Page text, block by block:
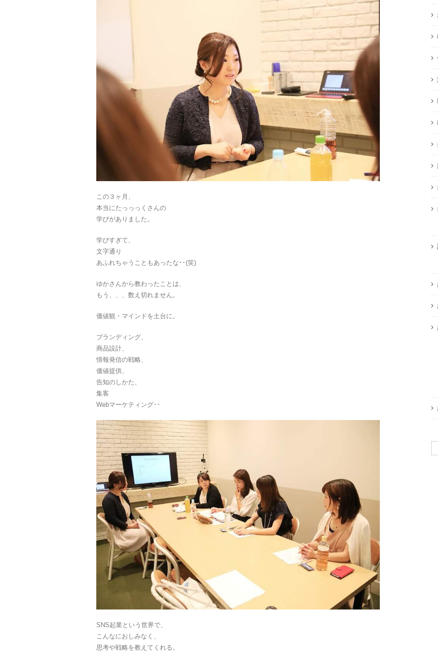
この３ヶ月、
本当にたっっっくさんの
学びがありました。
学びすぎて、
文字通り
あふれちゃうこともあったな･･(笑)
ゆかさんから教わったことは、
もう、、、数え切れません。
価値観・マインドを土台に。
ブランディング、
商品設計、
情報発信の戦略、
価値提供、
告知のしかた、
集客
Webマーケティング･･
SNS起業という世界で、
こんなにおしみなく、
思考や戦略を教えてくれる。